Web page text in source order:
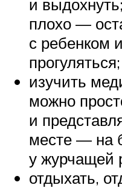
и
плохо —
с ребенком
прогуляться;
изучить
можно
и
месте — на
у журчащей
отдыхать,